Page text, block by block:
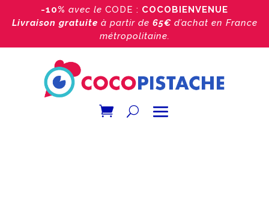
-10% avec le CODE : COCOBIENVENUE
Livraison gratuite à partir de 65€ d’achat en France
métropolitaine.